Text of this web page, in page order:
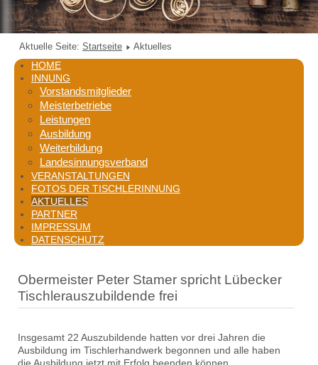
Aktuelle Seite: Startseite Aktuelles
HOME
INNUNG
Vorstandsmitglieder
Meisterbetriebe
Leistungen
Ausbildung
Weiterbildung
Landesinnungsverband
VERANSTALTUNGEN
FOTOS DER TISCHLERINNUNG
AKTUELLES
PARTNER
IMPRESSUM
DATENSCHUTZ
Obermeister Peter Stamer spricht Lübecker
Tischlerauszubildende frei
Insgesamt 22 Auszubildende hatten vor drei Jahren die
Ausbildung im Tischlerhandwerk begonnen und alle haben